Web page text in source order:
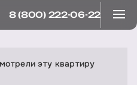
8 (800) 222-06-22
эту квартиру